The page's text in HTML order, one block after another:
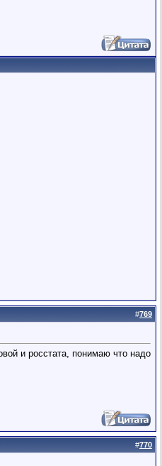
#769
и росстата, понимаю что надо
#770